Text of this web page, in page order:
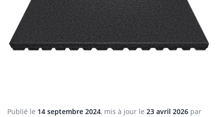
Publié le 14 septembre 2024, mis à jour le 23 avril 2026 par